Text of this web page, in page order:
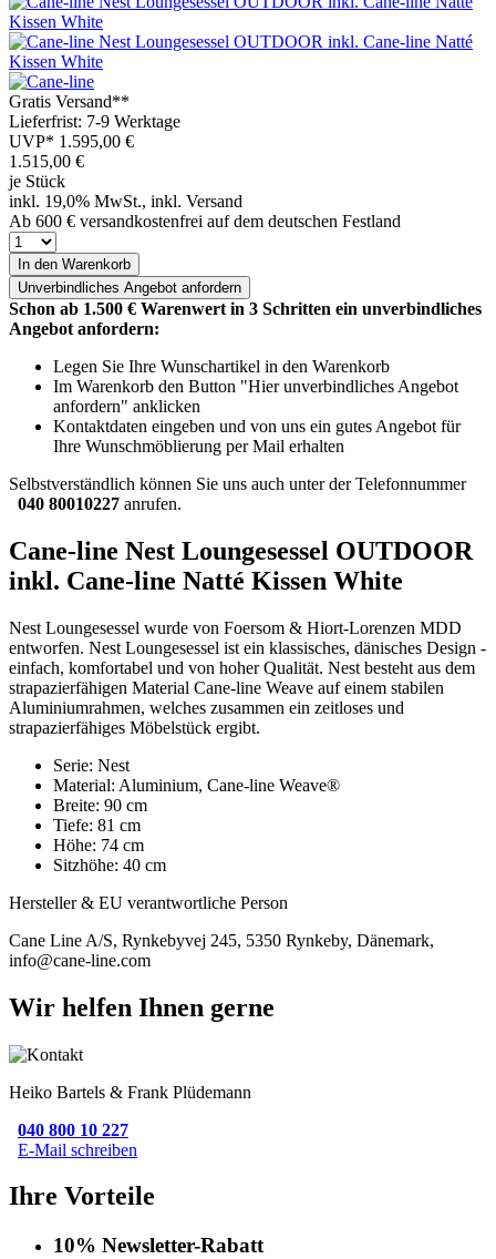
Gratis Versand**
Lieferfrist: 7-9 Werktage
UVP* 1.595,00 €
1.515,00 €
je Stück
inkl. 19,0% MwSt., inkl. Versand
Ab 600 € versandkostenfrei auf dem deutschen Festland
In den Warenkorb
Unverbindliches Angebot anfordern
Schon ab 1.500 € Warenwert in 3 Schritten ein unverbindliches
Angebot anfordern:
Legen Sie Ihre Wunschartikel in den Warenkorb
Im Warenkorb den Button "Hier unverbindliches Angebot
anfordern" anklicken
Kontaktdaten eingeben und von uns ein gutes Angebot für
Ihre Wunschmöblierung per Mail erhalten
Selbstverständlich können Sie uns auch unter der Telefonnummer
040 80010227 anrufen.
Cane-line Nest Loungesessel OUTDOOR
inkl. Cane-line Natté Kissen White
Nest Loungesessel wurde von Foersom & Hiort-Lorenzen MDD
entworfen. Nest Loungesessel ist ein klassisches, dänisches Design -
einfach, komfortabel und von hoher Qualität. Nest besteht aus dem
strapazierfähigen Material Cane-line Weave auf einem stabilen
Aluminiumrahmen, welches zusammen ein zeitloses und
strapazierfähiges Möbelstück ergibt.
Serie: Nest
Material: Aluminium, Cane-line Weave®
Breite: 90 cm
Tiefe: 81 cm
Höhe: 74 cm
Sitzhöhe: 40 cm
Hersteller & EU verantwortliche Person
Cane Line A/S, Rynkebyvej 245, 5350 Rynkeby, Dänemark,
info@cane-line.com
Wir helfen Ihnen gerne
Heiko Bartels & Frank Plüdemann
040 800 10 227
E-Mail schreiben
Ihre Vorteile
10% Newsletter-Rabatt